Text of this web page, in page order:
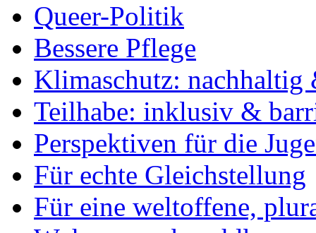
Queer-Politik
Bessere Pflege
Klimaschutz: nachhaltig
Teilhabe: inklusiv &
Perspektiven für die
Für echte Gleichstellung
Für eine weltoffene,